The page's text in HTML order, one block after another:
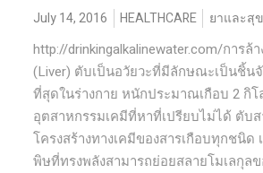
July 14, 2016 HEALTHCARE ยาและสุ
http://drinkingalkalinewater.com/การ
(Liver) ตับเป็นอวัยวะที่มีลักษณะเป็นชิ้น
ที่สุดในร่างกาย หนักประมาณเกือบ 2 กิโ
อุตสาหกรรมเคมีที่หาที่เปรียบไม่ได้ ตับ
โครงสร้างทางเคมีของสารเกือบทุกชนิด
พิษที่ทรงพลังสามารถย่อยสลายโมเลกุล